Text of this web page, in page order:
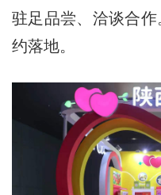
驻足品尝、洽谈合
约落地。